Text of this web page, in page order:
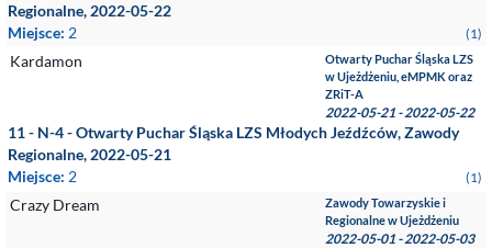
Regionalne, 2022-05-22
Miejsce: 2 (1)
Kardamon
Otwarty Puchar Śląska LZS
w Ujeżdżeniu, eMPMK oraz
ZRiT-A
2022-05-21 - 2022-05-22
11 - N-4 - Otwarty Puchar Śląska LZS Młodych Jeźdźców, Zawody
Regionalne, 2022-05-21
Miejsce: 2 (1)
Crazy Dream
Zawody Towarzyskie i
Regionalne w Ujeżdżeniu
2022-05-01 - 2022-05-03